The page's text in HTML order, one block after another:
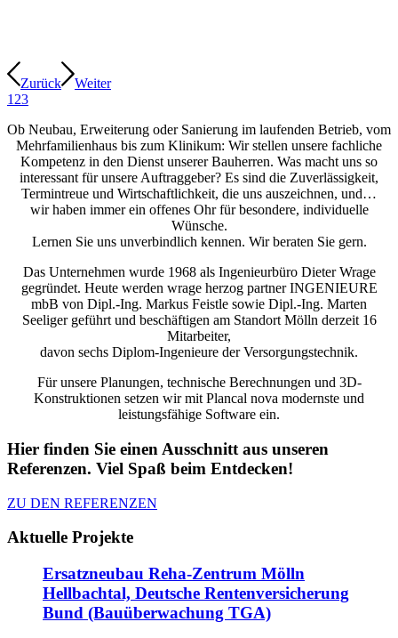
Zurück
Weiter
1 23
Ob Neubau, Erweiterung oder Sanierung im laufenden Betrieb, vom
Mehrfamilienhaus bis zum Klinikum: Wir stellen unsere fachliche
Kompetenz in den Dienst unserer Bauherren. Was macht uns so
interessant für unsere Auftraggeber? Es sind die Zuverlässigkeit,
Termintreue und Wirtschaftlichkeit, die uns auszeichnen, und…
wir haben immer ein offenes Ohr für besondere, individuelle
Wünsche.
Lernen Sie uns unverbindlich kennen. Wir beraten Sie gern.
Das Unternehmen wurde 1968 als Ingenieurbüro Dieter Wrage
gegründet. Heute werden wrage herzog partner INGENIEURE
mbB von Dipl.-Ing. Markus Feistle sowie Dipl.-Ing. Marten
Seeliger geführt und beschäftigen am Standort Mölln derzeit 16
Mitarbeiter,
davon sechs Diplom-Ingenieure der Versorgungstechnik.
Für unsere Planungen, technische Berechnungen und 3D-
Konstruktionen setzen wir mit Plancal nova modernste und
leistungsfähige Software ein.
Hier finden Sie einen Ausschnitt aus unseren
Referenzen. Viel Spaß beim Entdecken!
ZU DEN REFERENZEN
Aktuelle Projekte
Ersatzneubau Reha-Zentrum Mölln
Hellbachtal, Deutsche Rentenversicherung
Bund (Bauüberwachung TGA)